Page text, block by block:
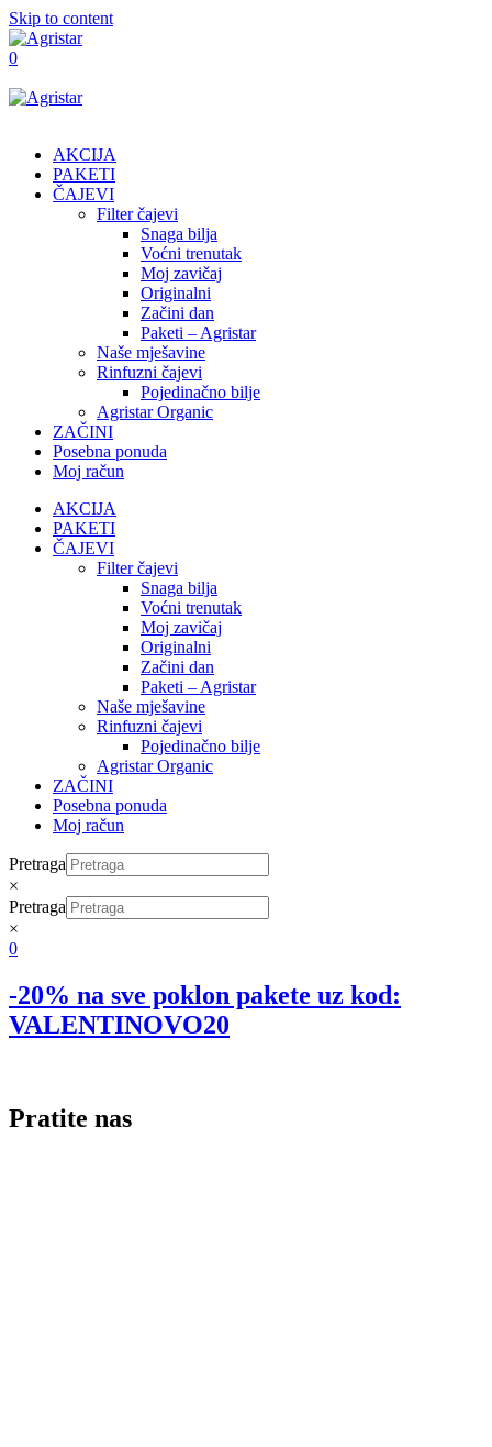
Skip to content
0
AKCIJA
PAKETI
ČAJEVI
Filter čajevi
Snaga bilja
Voćni trenutak
Moj zavičaj
Originalni
Začini dan
Paketi – Agristar
Naše mješavine
Rinfuzni čajevi
Pojedinačno bilje
Agristar Organic
ZAČINI
Posebna ponuda
Moj račun
AKCIJA
PAKETI
ČAJEVI
Filter čajevi
Snaga bilja
Voćni trenutak
Moj zavičaj
Originalni
Začini dan
Paketi – Agristar
Naše mješavine
Rinfuzni čajevi
Pojedinačno bilje
Agristar Organic
ZAČINI
Posebna ponuda
Moj račun
Pretraga
×
Pretraga
×
0
-20% na sve poklon pakete uz kod:
VALENTINOVO20
Pratite nas